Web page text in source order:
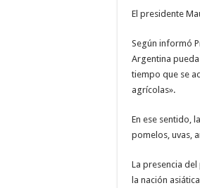
El presidente
Según informó
Argentina
tiempo que se
agrícolas».
En ese sentido,
pomelos, uvas,
La presencia
la nación